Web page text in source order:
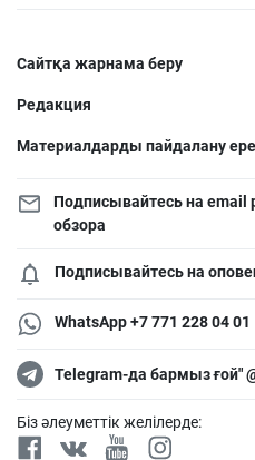
Сайтқа жарнама беру
Редакция
Материалдарды пайдалану
Подписывайтесь на email
обзора
Подписывайтесь на
WhatsApp +7 771 228 04 01
Telegram-да бармыз ғой"
Біз әлеуметтік желілерде: